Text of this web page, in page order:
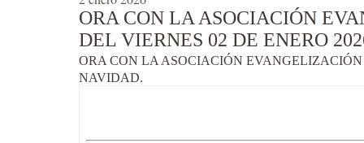
ORA CON LA ASOCIACIÓN
DEL VIERNES 02 DE ENERO
ORA CON LA ASOCIACIÓN
NAVIDAD.